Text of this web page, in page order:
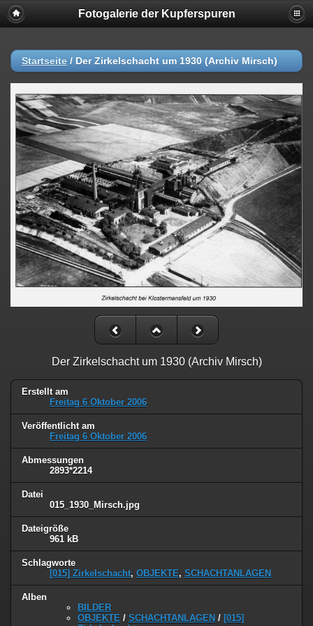
Fotogalerie der Kupferspuren
Startseite / Der Zirkelschacht um 1930 (Archiv Mirsch)
Der Zirkelschacht um 1930 (Archiv Mirsch)
Erstellt am
Freitag 6 Oktober 2006
Veröffentlicht am
Freitag 6 Oktober 2006
Abmessungen
2893*2214
Datei
015_1930_Mirsch.jpg
Dateigröße
961 kB
Schlagworte
[015] Zirkelschacht, OBJEKTE, SCHACHTANLAGEN
Alben
BILDER
OBJEKTE / SCHACHTANLAGEN / [015]